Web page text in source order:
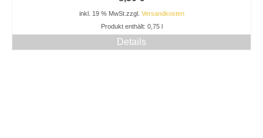
inkl. 19 % MwSt. zzgl. Versandkosten
Produkt enthält: 0,75
Details